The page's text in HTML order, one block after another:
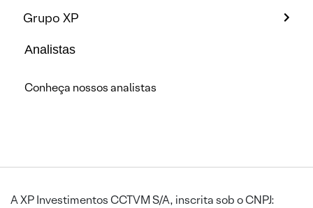
Grupo XP
Analistas
Conheça nossos analistas
A XP Investimentos CCTVM S/A, inscrita sob o CNPJ: